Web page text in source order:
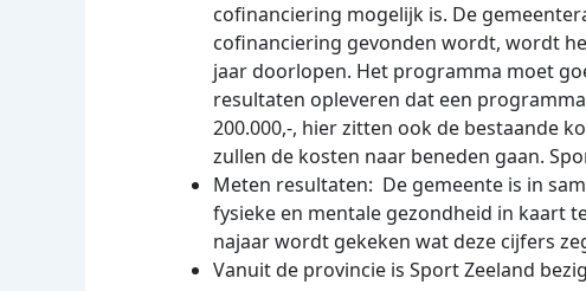
cofinanciering mogelijk is. De
cofinanciering gevonden wordt, wordt
jaar doorlopen. Het programma moet
resultaten opleveren dat een
200.000,-, hier zitten ook de bestaande
zullen de kosten naar beneden gaan.
Meten resultaten: De gemeente is in
fysieke en mentale gezondheid in kaart
najaar wordt gekeken wat deze cijfers
Vanuit de provincie is Sport Zeeland